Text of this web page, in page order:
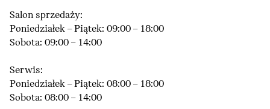
Salon sprzedaży:
Poniedziałek – Piątek: 09:00 – 18:00
Sobota: 09:00 – 14:00
Serwis:
Poniedziałek – Piątek: 08:00 – 18:00
Sobota: 08:00 – 14:00